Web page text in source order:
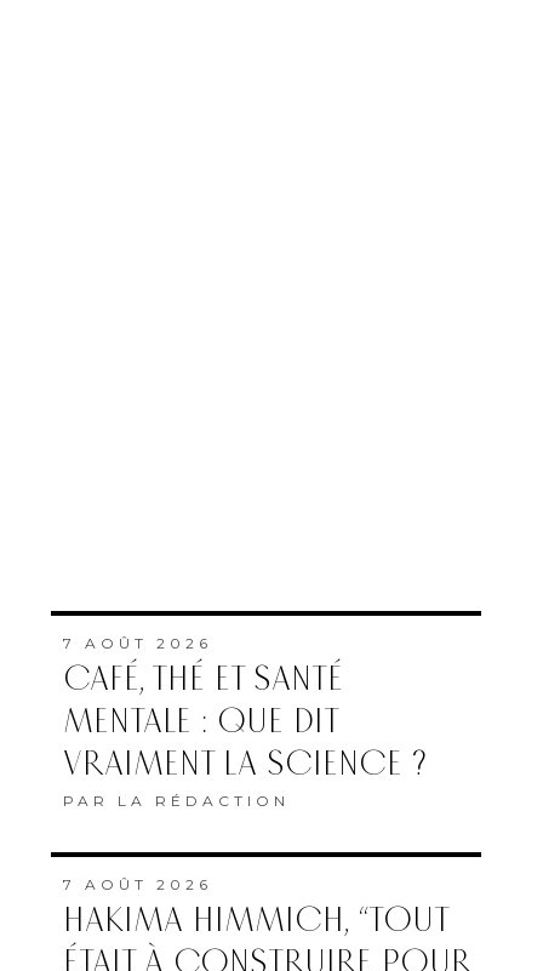
7 AOÛT 2026
CAFÉ, THÉ ET SANTÉ
MENTALE : QUE DIT
VRAIMENT LA SCIENCE ?
PAR LA RÉDACTION
7 AOÛT 2026
HAKIMA HIMMICH, “TOUT